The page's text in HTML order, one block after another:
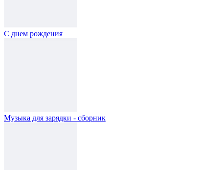
С днем рождения
Музыка для зарядки - сборник